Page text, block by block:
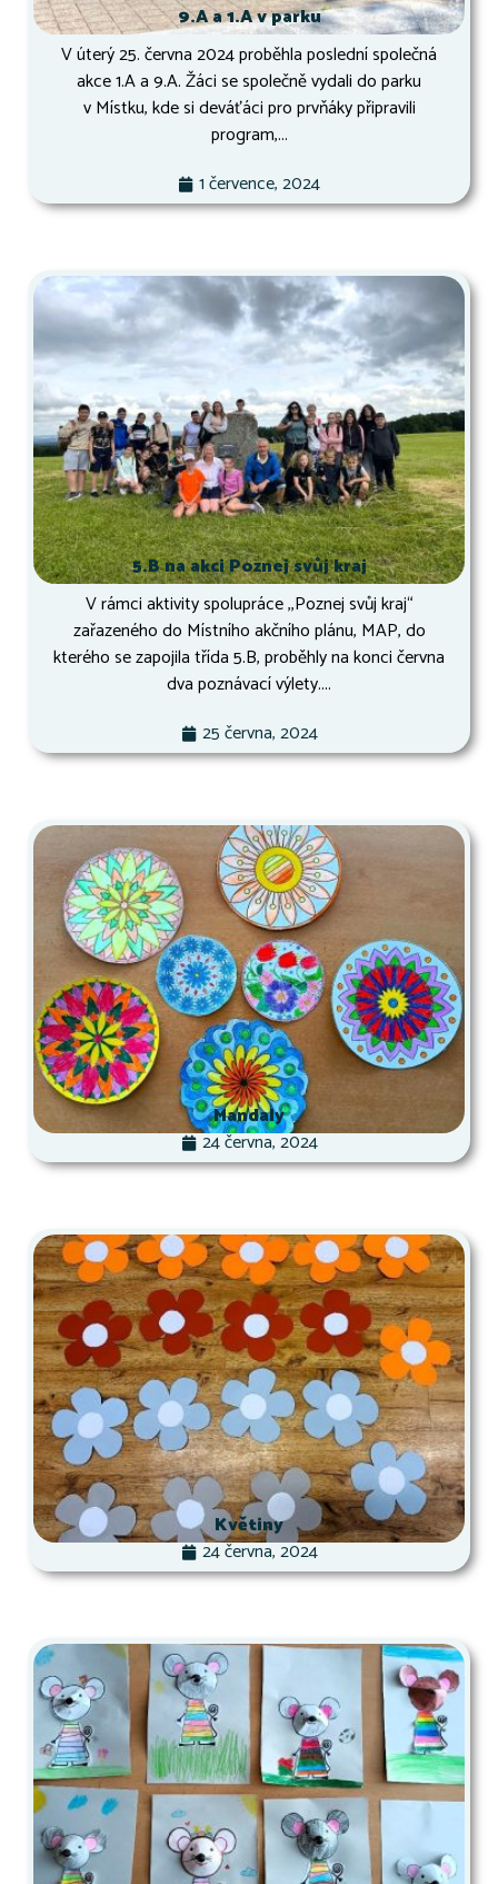
9.A a 1.A v parku
V úterý 25. června 2024 proběhla poslední společná
akce 1.A a 9.A. Žáci se společně vydali do parku
v Místku, kde si deváťáci pro prvňáky připravili
program,...
1 července, 2024
5.B na akci Poznej svůj kraj
V rámci aktivity spolupráce ,,Poznej svůj kraj“
zařazeného do Místního akčního plánu, MAP, do
kterého se zapojila třída 5.B, proběhly na konci června
dva poznávací výlety....
25 června, 2024
Mandaly
24 června, 2024
Květiny
24 června, 2024